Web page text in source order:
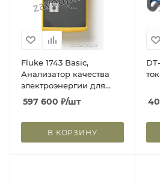
Fluke 1743 Basic,
Анализатор качества
электроэнергии для
трехфазной сети
(Госреестр РФ)
597 600 ₽/шт
В КОРЗИНУ